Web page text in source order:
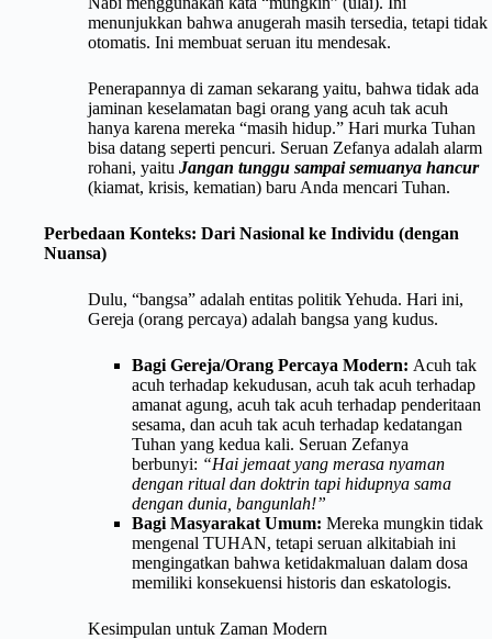
menunjukkan bahwa anugerah masih tersedia, tetapi tidak
otomatis. Ini membuat seruan itu mendesak.
Penerapannya di zaman sekarang yaitu, bahwa tidak ada
jaminan keselamatan bagi orang yang acuh tak acuh
hanya karena mereka “masih hidup.” Hari murka Tuhan
bisa datang seperti pencuri. Seruan Zefanya adalah alarm
rohani, yaitu Jangan tunggu sampai semuanya hancur
(kiamat, krisis, kematian) baru Anda mencari Tuhan.
Perbedaan Konteks: Dari Nasional ke Individu (dengan
Nuansa)
Dulu, “bangsa” adalah entitas politik Yehuda. Hari ini,
Gereja (orang percaya) adalah bangsa yang kudus.
Bagi Gereja/Orang Percaya Modern: Acuh tak
acuh terhadap kekudusan, acuh tak acuh terhadap
amanat agung, acuh tak acuh terhadap penderitaan
sesama, dan acuh tak acuh terhadap kedatangan
Tuhan yang kedua kali. Seruan Zefanya
berbunyi: “Hai jemaat yang merasa nyaman
dengan ritual dan doktrin tapi hidupnya sama
dengan dunia, bangunlah!”
Bagi Masyarakat Umum: Mereka mungkin tidak
mengenal TUHAN, tetapi seruan alkitabiah ini
mengingatkan bahwa ketidakmaluan dalam dosa
memiliki konsekuensi historis dan eskatologis.
Kesimpulan untuk Zaman Modern